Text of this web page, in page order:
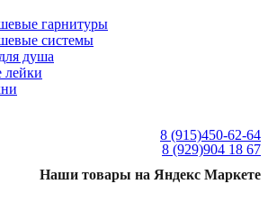
гарнитуры
системы
душа
8 (915)450-62-64
8 (929)904 18 67
Наши товары на Яндекс Маркете